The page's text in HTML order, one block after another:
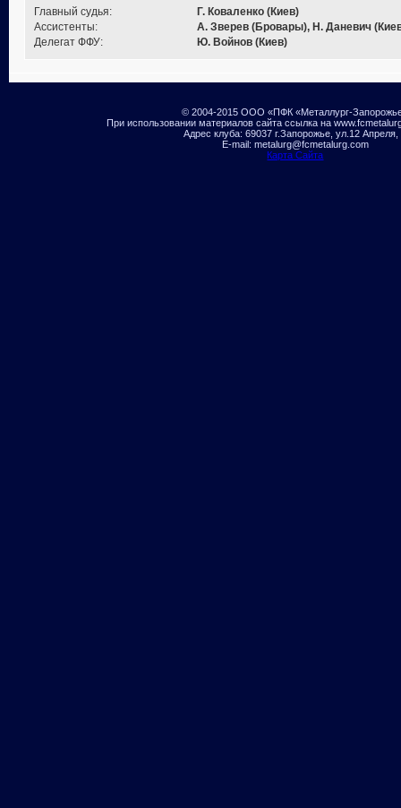
Главный судья:
Ассистенты:
Делегат ФФУ:
Г. Коваленко (Киев)
А. Зверев (Бровары), Н. Даневич
Ю. Войнов (Киев)
© 2004-2015 ООО «ПФК «Металлург-
При использовании материалов сайта ссылка на
Адрес клуба: 69037 г.Запорожье, ул.12 Апреля,
E-mail: metalurg@fcmetalurg.com
Карта Сайта